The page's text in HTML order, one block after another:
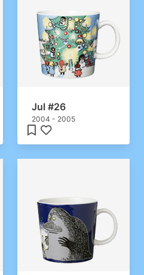
Jul #26
2004 - 2005